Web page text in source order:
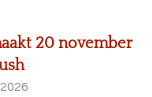
20 november